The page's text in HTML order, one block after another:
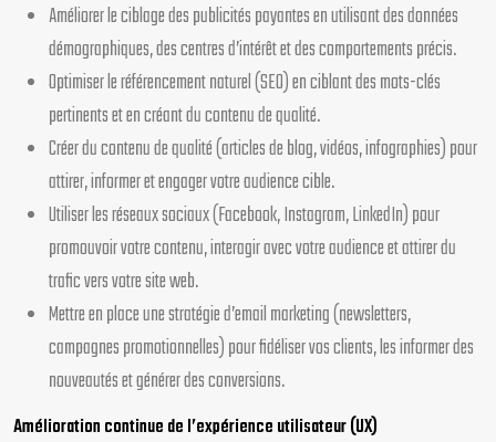
Améliorer le ciblage des publicités payantes en utilisant des données
démographiques, des centres d’intérêt et des comportements précis.
Optimiser le référencement naturel (SEO) en ciblant des mots-clés
pertinents et en créant du contenu de qualité.
Créer du contenu de qualité (articles de blog, vidéos, infographies) pour
attirer, informer et engager votre audience cible.
Utiliser les réseaux sociaux (Facebook, Instagram, LinkedIn) pour
promouvoir votre contenu, interagir avec votre audience et attirer du
trafic vers votre site web.
Mettre en place une stratégie d’email marketing (newsletters,
campagnes promotionnelles) pour fidéliser vos clients, les informer des
nouveautés et générer des conversions.
Amélioration continue de l’expérience utilisateur (UX)